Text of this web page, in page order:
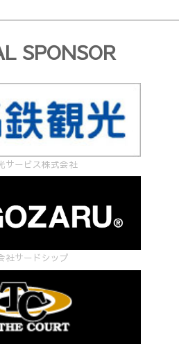
SPONSOR
サービス株式会社
社サードシップ